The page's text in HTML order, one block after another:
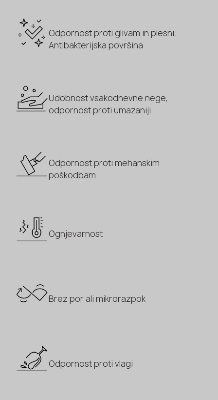
Odpornost proti glivam in plesni.
Antibakterijska površina
Udobnost vsakodnevne nege,
odpornost proti umazaniji
Odpornost proti mehanskim
poškodbam
Ognjevarnost
Brez por ali mikrorazpok
Odpornost proti vlagi